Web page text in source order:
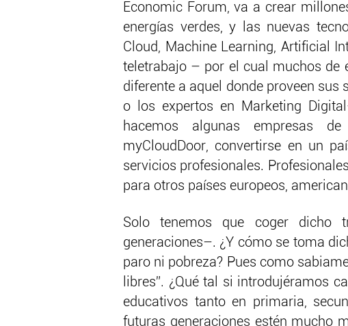
Economic Forum, va a crear
energías verdes, y las nuevas
Cloud, Machine Learning, Artificial
teletrabajo – por el cual muchos de
diferente a aquel donde proveen
o los expertos en Marketing
hacemos algunas empresas
myCloudDoor, convertirse en un
servicios profesionales.
para otros países europeos,
Solo tenemos que coger
generaciones–. ¿Y cómo se toma
paro ni pobreza? Pues como
libres”. ¿Qué tal si introdujéramos
educativos tanto en primaria,
futuras generaciones estén mucho